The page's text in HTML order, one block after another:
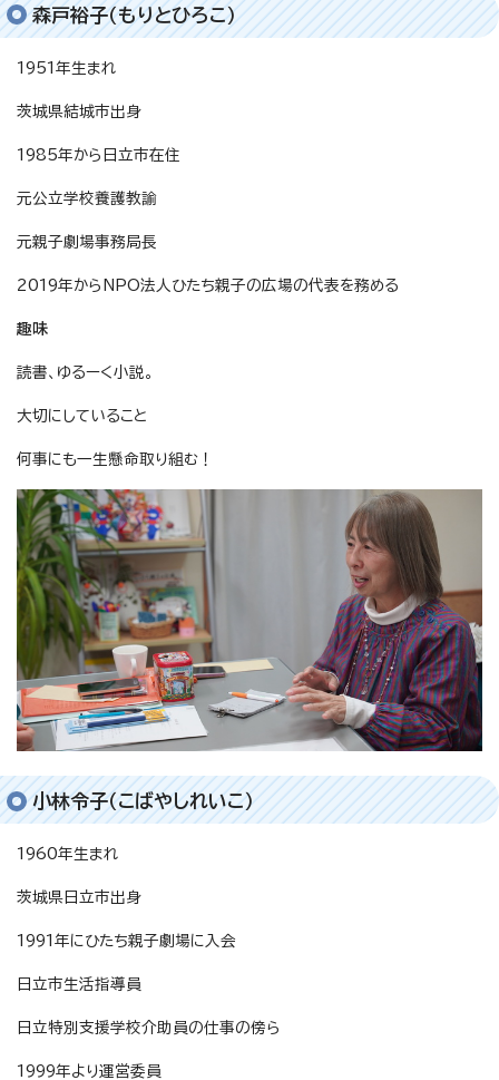
森戸裕子（もりとひろこ）
1951年生まれ
茨城県結城市出身
1985年から日立市在住
元公立学校養護教諭
元親子劇場事務局長
2019年からNPO法人ひたち親子の広場の代表を務める
趣味
読書、ゆるーく小説。
大切にしていること
何事にも一生懸命取り組む！
小林令子（こばやしれいこ）
1960年生まれ
茨城県日立市出身
1991年にひたち親子劇場に入会
日立市生活指導員
日立特別支援学校介助員の仕事の傍ら
1999年より運営委員